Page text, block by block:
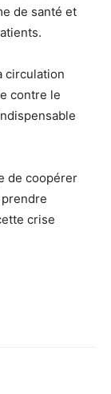
de santé et
circulation
contre le
de coopérer
crise